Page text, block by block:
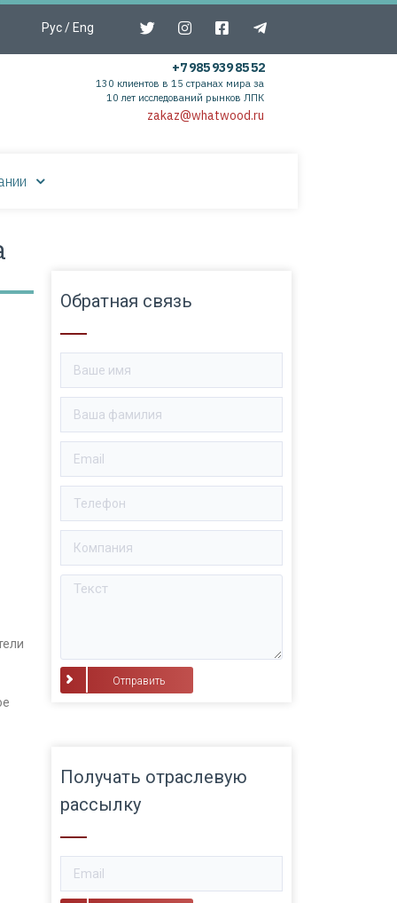
Рус/ Eng
+7 985 939 85 52
130 клиентов в 15 странах мира за
10 лет исследований рынков ЛПК
zakaz@whatwood.ru
Обратная связь
⠀Отправить⠀
Получать отраслевую
рассылку